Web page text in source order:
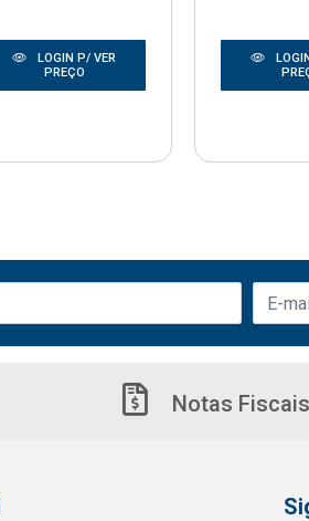
LOGIN P/ VER
PREÇO
Notas Fiscais